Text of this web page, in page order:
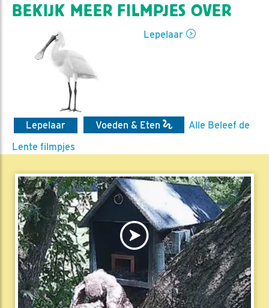
BEKIJK MEER FILMPJES OVER
Lepelaar
Lepelaar Voeden & Eten
Alle Beleef de
Lente filmpjes